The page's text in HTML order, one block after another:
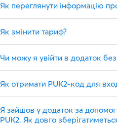
Як переглянути інформацію
Як змінити тариф?
Чи можу я увійти в додаток
Як отримати PUK2-код для
Я зайшов у додаток за
PUK2. Як довго